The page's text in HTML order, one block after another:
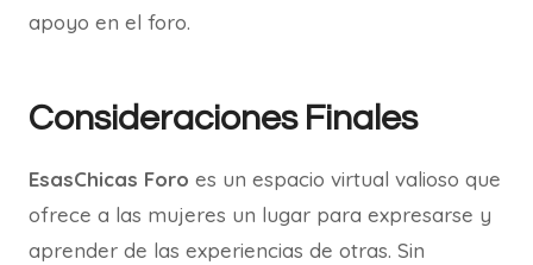
apoyo en el foro.
Consideraciones Finales
EsasChicas Foro es un espacio virtual valioso que
ofrece a las mujeres un lugar para expresarse y
aprender de las experiencias de otras. Sin